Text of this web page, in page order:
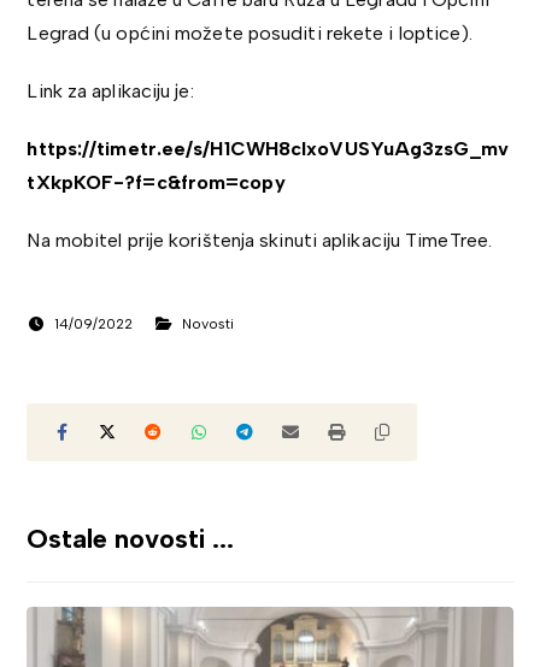
Legrad (u općini možete posuditi rekete i loptice).
Link za aplikaciju je:
https://timetr.ee/s/H1CWH8clxoVUSYuAg3zsG_mv
tXkpKOF-?f=c&from=copy
Na mobitel prije korištenja skinuti aplikaciju TimeTree.
14/09/2022 Novosti
Ostale novosti ...